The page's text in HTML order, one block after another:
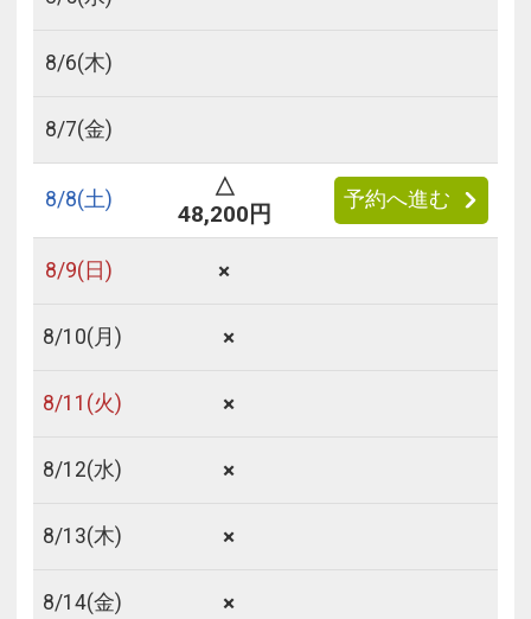
8/6(木)
8/7(金)
8/8(土)
△
48,200円
予約へ進む
8/9(日) ×
8/10(月) ×
8/11 (火) ×
8/12(水) ×
8/13(木) ×
8/14(金) ×